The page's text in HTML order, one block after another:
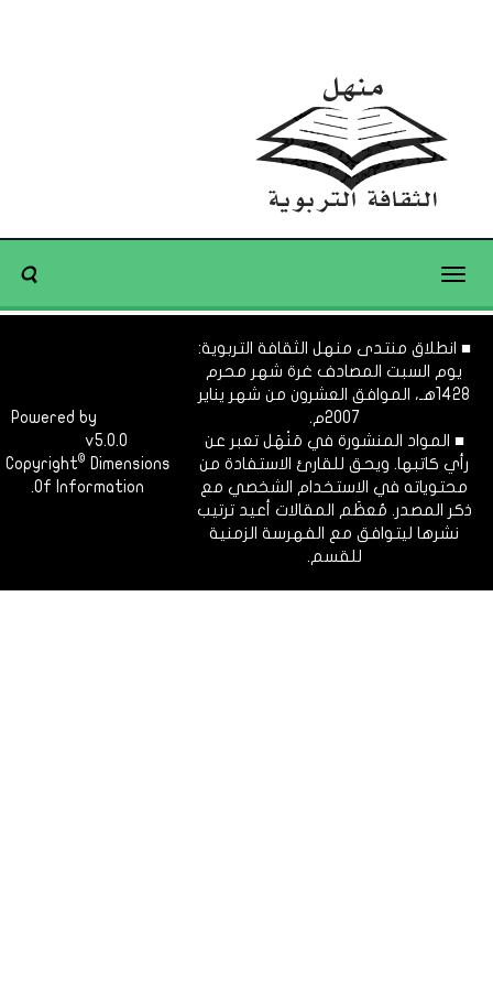
Toggle
■ انطلاق منتدى منهل الثقافة التربوية:
يوم السبت المصادف غرة شهر محرم
1428هـ، الموافق العشرون من شهر يناير
2007م.
■ المواد المنشورة في مَنْهَل تعبر عن
رأي كاتبها. ويحق للقارئ الاستفادة من
محتوياته في الاستخدام الشخصي مع
ذكر المصدر. مُعظَم المقالات أعيد ترتيب
نشرها ليتوافق مع الفهرسة الزمنية
للقسم.
Powered by
v5.0.0
Copyright©
Dimensions
Of Information.